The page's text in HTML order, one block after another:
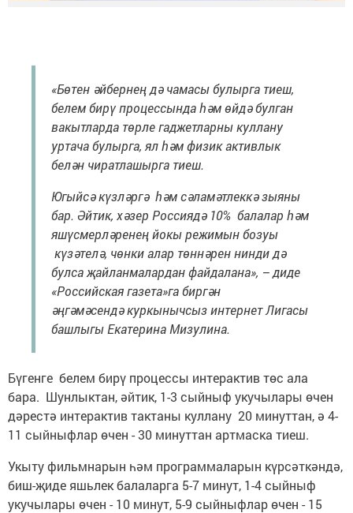
«Бөтен әйбернең дә чамасы булырга тиеш,
белем бирү процессында һәм өйдә булган
вакытларда төрле гаджетларны куллану
уртача булырга, ял һәм физик активлык
белән чиратлашырга тиеш.
Югыйсә күзләргә һәм сәламәтлеккә зыяны
бар. Әйтик, хәзер Россиядә 10% балалар һәм
яшүсмерләренең йокы режимын бозуы
күзәтелә, чөнки алар төннәрен нинди дә
булса җайланмалардан файдалана», – диде
«Российская газета»га биргән
әңгәмәсендә куркынычсыз интернет Лигасы
башлыгы Екатерина Мизулина.
Бүгенге белем бирү процессы интерактив төс ала
бара. Шунлыктан, әйтик, 1-3 сыйныф укучылары өчен
дәрестә интерактив тактаны куллану 20 минуттан, ә 4-
11 сыйныфлар өчен - 30 минуттан артмаска тиеш.
Укыту фильмнарын һәм программаларын күрсәткәндә,
биш-җиде яшьлек балаларга 5-7 минут, 1-4 сыйныф
укучылары өчен - 10 минут, 5-9 сыйныфлар өчен - 15